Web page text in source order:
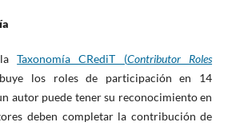
laTaxonomía CRediT (Contributor Roles
los roles de participación en 14
autor puede tener su reconocimiento en
deben completar la contribución de